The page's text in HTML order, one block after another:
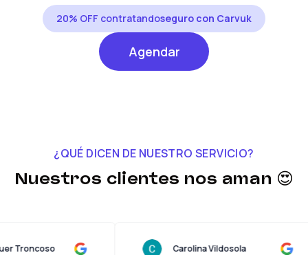
20% OFF contratandoseguro con Carvuk
Agendar
¿QUÉ DICEN DE NUESTRO SERVICIO?
Nuestros clientes nos aman 😍
Lucas Quer Troncoso Carolina Vildosola